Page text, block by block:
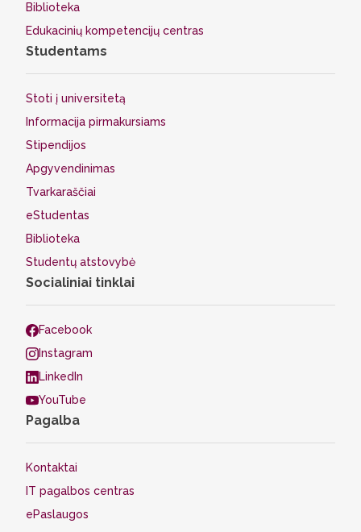
Biblioteka
Edukacinių kompetencijų centras
Studentams
Stoti į universitetą
Informacija pirmakursiams
Stipendijos
Apgyvendinimas
Tvarkaraščiai
eStudentas
Biblioteka
Studentų atstovybė
Socialiniai tinklai
Facebook
Instagram
LinkedIn
YouTube
Pagalba
Kontaktai
IT pagalbos centras
ePaslaugos